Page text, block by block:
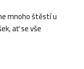
mnoho štěstí u
ať se vše